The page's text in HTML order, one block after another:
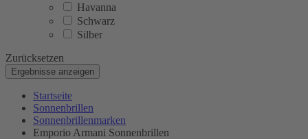
Havanna
Schwarz
Silber
Zurücksetzen
Ergebnisse anzeigen
Startseite
Sonnenbrillen
Sonnenbrillenmarken
Emporio Armani Sonnenbrillen